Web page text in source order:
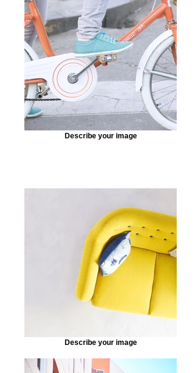
Describe your image
Describe your image